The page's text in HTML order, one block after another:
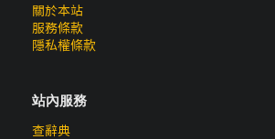
關於本站
服務條款
隱私權條款
站內服務
查辭典